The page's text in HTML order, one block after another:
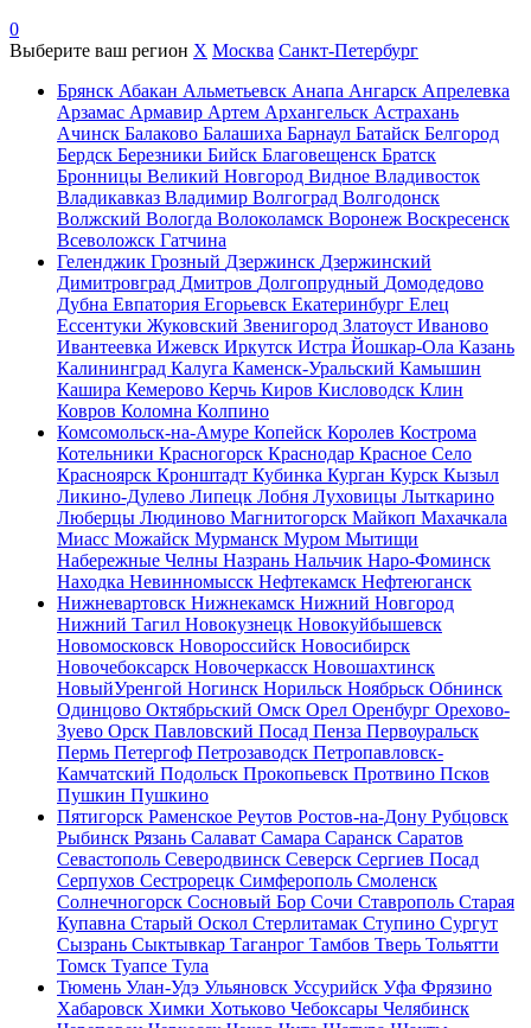
0
Выберите ваш регион X Москва Санкт-Петербург
Брянск Абакан Альметьевск Анапа Ангарск Апрелевка
Арзамас Армавир Артем Архангельск Астрахань
Ачинск Балаково Балашиха Барнаул Батайск Белгород
Бердск Березники Бийск Благовещенск Братск
Бронницы Великий Новгород Видное Владивосток
Владикавказ Владимир Волгоград Волгодонск
Волжский Вологда Волоколамск Воронеж Воскресенск
Всеволожск Гатчина
Геленджик Грозный Дзержинск Дзержинский
Димитровград Дмитров Долгопрудный Домодедово
Дубна Евпатория Егорьевск Екатеринбург Елец
Ессентуки Жуковский Звенигород Златоуст Иваново
Ивантеевка Ижевск Иркутск Истра Йошкар-Ола Казань
Калининград Калуга Каменск-Уральский Камышин
Кашира Кемерово Керчь Киров Кисловодск Клин
Ковров Коломна Колпино
Комсомольск-на-Амуре Копейск Королев Кострома
Котельники Красногорск Краснодар Красное Село
Красноярск Кронштадт Кубинка Курган Курск Кызыл
Ликино-Дулево Липецк Лобня Луховицы Лыткарино
Люберцы Людиново Магнитогорск Майкоп Махачкала
Миасс Можайск Мурманск Муром Мытищи
Набережные Челны Назрань Нальчик Наро-Фоминск
Находка Невинномысск Нефтекамск Нефтеюганск
Нижневартовск Нижнекамск Нижний Новгород
Нижний Тагил Новокузнецк Новокуйбышевск
Новомосковск Новороссийск Новосибирск
Новочебоксарск Новочеркасск Новошахтинск
НовыйУренгой Ногинск Норильск Ноябрьск Обнинск
Одинцово Октябрьский Омск Орел Оренбург Орехово-
Зуево Орск Павловский Посад Пенза Первоуральск
Пермь Петергоф Петрозаводск Петропавловск-
Камчатский Подольск Прокопьевск Протвино Псков
Пушкин Пушкино
Пятигорск Раменское Реутов Ростов-на-Дону Рубцовск
Рыбинск Рязань Салават Самара Саранск Саратов
Севастополь Северодвинск Северск Сергиев Посад
Серпухов Сестрорецк Симферополь Смоленск
Солнечногорск Сосновый Бор Сочи Ставрополь Старая
Купавна Старый Оскол Стерлитамак Ступино Сургут
Сызрань Сыктывкар Таганрог Тамбов Тверь Тольятти
Томск Туапсе Тула
Тюмень Улан-Удэ Ульяновск Уссурийск Уфа Фрязино
Хабаровск Химки Хотьково Чебоксары Челябинск